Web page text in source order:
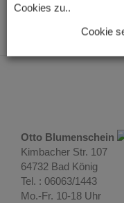
Otto Blumenschein
Kimbacher Str. 107
64732 Bad König
Tel. : 06063/1443
Mo.-Fr. 10-18 Uhr
Cookies zu..
Cookie